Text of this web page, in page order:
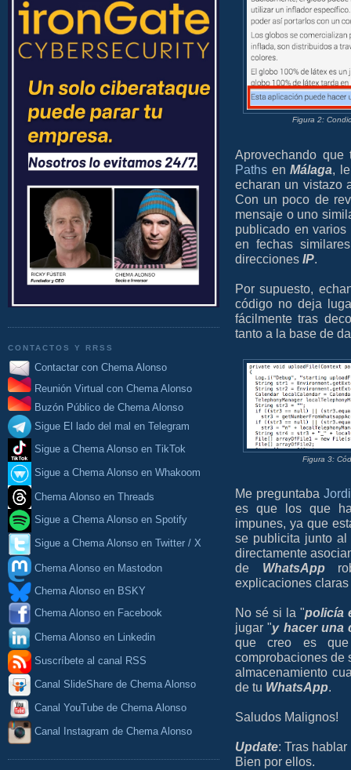
CONTACTOS Y RRSS
Contactar con Chema Alonso
Reunión Virtual con Chema Alonso
Buzón Público de Chema Alonso
Sigue El lado del mal en Telegram
Sigue a Chema Alonso en TikTok
Sigue a Chema Alonso en Whakoom
Chema Alonso en Threads
Sigue a Chema Alonso en Spotify
Sigue a Chema Alonso en Twitter / X
Chema Alonso en Mastodon
Chema Alonso en BSKY
Chema Alonso en Facebook
Chema Alonso en Linkedin
Suscríbete al canal RSS
Canal SlideShare de Chema Alonso
Canal YouTube de Chema Alonso
Canal Instagram de Chema Alonso
Figura 2:
Aprovechando
Paths enMálaga,
echaran un vistazo
Con un poco de
mensaje o uno
publicado en
en fechas
direcciones IP.
Por supuesto,
código no deja
fácilmente tras
tanto a la base de
Figura 3:
Me preguntaba
es que los que
impunes, ya que
se publicita junto
directamente
de WhatsApp
explicaciones
No sé si la "policía
jugar "y hacer una
que creo es
comprobaciones de
almacenamiento
de tu WhatsApp.
Saludos Malignos!
Update: Tras
Bien por ellos.